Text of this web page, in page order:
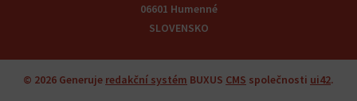
06601 Humenné
SLOVENSKO
© 2026 Generuje redakční systém BUXUS CMS společnosti ui42.